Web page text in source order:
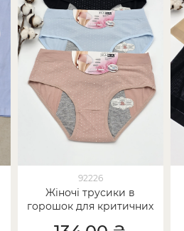
92226
Жіночі трусики в
горошок для критичних